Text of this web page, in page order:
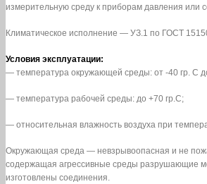
измерительную среду к приборам давления или
Климатическое исполнение — УЗ.1 по ГОСТ
Условия эксплуатации:
— температура окружающей среды: от -40 гр. С
— температура рабочей среды: до +70 гр.С;
— относительная влажность воздуха при
Окружающая среда — невзрывоопасная и не
содержащая агрессивные среды разрушающие
изготовлены соединения.